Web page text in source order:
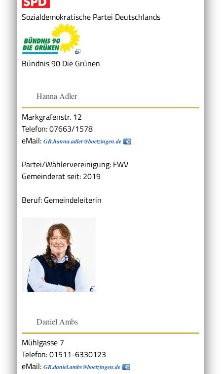
Sozialdemokratische Partei Deutschlands
Bündnis 90 Die Grünen
Hanna Adler
Markgrafenstr. 12
Telefon: 07663/1578
eMail: GR.hanna.adler@boetzingen.de
Partei/Wählervereinigung: FWV
Gemeinderat seit: 2019
Beruf: Gemeindeleiterin
Daniel Ambs
Mühlgasse 7
Telefon: 01511-6330123
eMail: GR.daniel.ambs@boetzingen.de